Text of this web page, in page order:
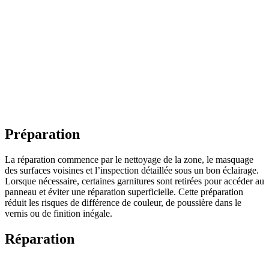
Préparation
La réparation commence par le nettoyage de la zone, le masquage
des surfaces voisines et l’inspection détaillée sous un bon éclairage.
Lorsque nécessaire, certaines garnitures sont retirées pour accéder au
panneau et éviter une réparation superficielle. Cette préparation
réduit les risques de différence de couleur, de poussière dans le
vernis ou de finition inégale.
Réparation